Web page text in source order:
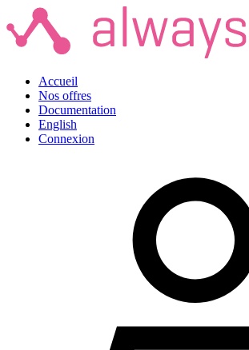
Accueil
Nos offres
Documentation
English
Connexion